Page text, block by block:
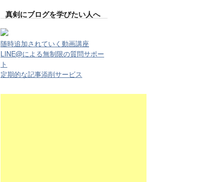
真剣にブログを学びたい人へ
随時追加されていく動画講座
LINE@による無制限の質問サポー
ト
定期的な記事添削サービス